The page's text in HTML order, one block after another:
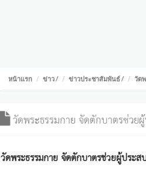
หน้าแรก ข่าว/ ข่าวประชาสัมพันธ์ / วัด
วัดพระธรรมกาย จัดตักบาตรช่วย
วัดพระธรรมกาย จัดตักบาตรช่วยผู้ประ